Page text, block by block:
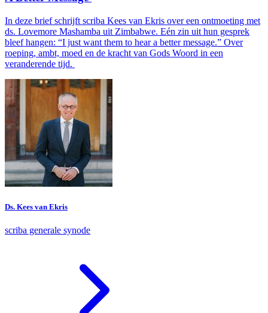
In deze brief schrijft scriba Kees van Ekris over een ontmoeting met
ds. Lovemore Mashamba uit Zimbabwe. Eén zin uit hun gesprek
bleef hangen: “I just want them to hear a better message.” Over
roeping, ambt, moed en de kracht van Gods Woord in een
veranderende tijd.
Ds. Kees van Ekris
scriba generale synode